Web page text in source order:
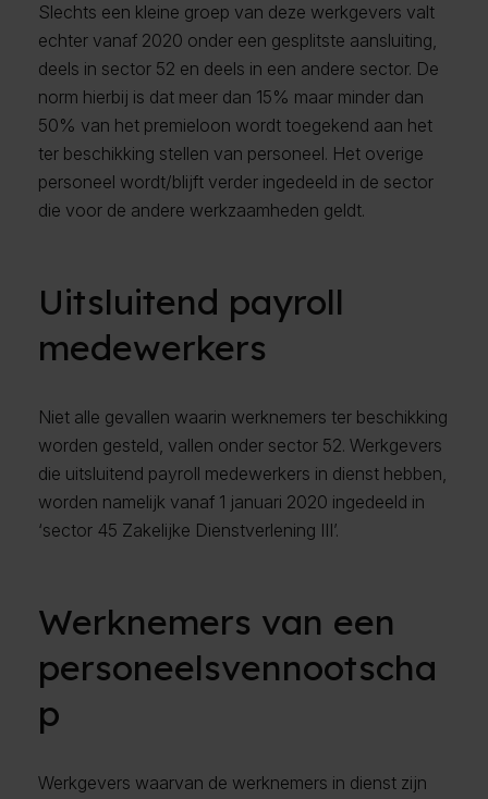
Slechts een kleine groep van deze werkgevers valt
echter vanaf 2020 onder een gesplitste aansluiting,
deels in sector 52 en deels in een andere sector. De
norm hierbij is dat meer dan 15% maar minder dan
50% van het premieloon wordt toegekend aan het
ter beschikking stellen van personeel. Het overige
personeel wordt/blijft verder ingedeeld in de sector
die voor de andere werkzaamheden geldt.
Uitsluitend payroll
medewerkers
Niet alle gevallen waarin werknemers ter beschikking
worden gesteld, vallen onder sector 52. Werkgevers
die uitsluitend payroll medewerkers in dienst hebben,
worden namelijk vanaf 1 januari 2020 ingedeeld in
‘sector 45 Zakelijke Dienstverlening III’.
Werknemers van een
personeelsvennootscha
p
Werkgevers waarvan de werknemers in dienst zijn